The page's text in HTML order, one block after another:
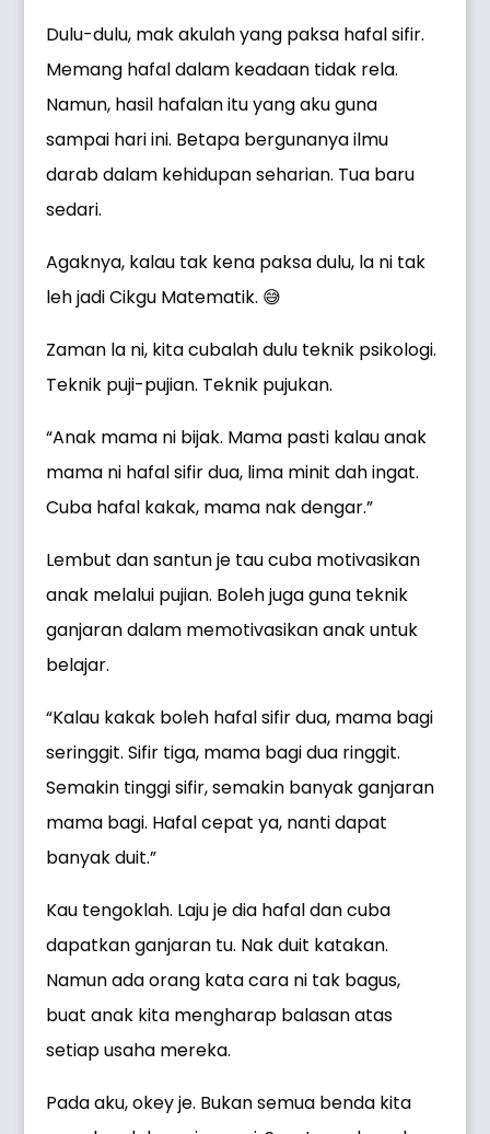
Dulu-dulu, mak akulah yang paksa hafal sifir.
Memang hafal dalam keadaan tidak rela.
Namun, hasil hafalan itu yang aku guna
sampai hari ini. Betapa bergunanya ilmu
darab dalam kehidupan seharian. Tua baru
sedari.
Agaknya, kalau tak kena paksa dulu, la ni tak
leh jadi Cikgu Matematik. 😅
Zaman la ni, kita cubalah dulu teknik psikologi.
Teknik puji-pujian. Teknik pujukan.
“Anak mama ni bijak. Mama pasti kalau anak
mama ni hafal sifir dua, lima minit dah ingat.
Cuba hafal kakak, mama nak dengar.”
Lembut dan santun je tau cuba motivasikan
anak melalui pujian. Boleh juga guna teknik
ganjaran dalam memotivasikan anak untuk
belajar.
“Kalau kakak boleh hafal sifir dua, mama bagi
seringgit. Sifir tiga, mama bagi dua ringgit.
Semakin tinggi sifir, semakin banyak ganjaran
mama bagi. Hafal cepat ya, nanti dapat
banyak duit.”
Kau tengoklah. Laju je dia hafal dan cuba
dapatkan ganjaran tu. Nak duit katakan.
Namun ada orang kata cara ni tak bagus,
buat anak kita mengharap balasan atas
setiap usaha mereka.
Pada aku, okey je. Bukan semua benda kita